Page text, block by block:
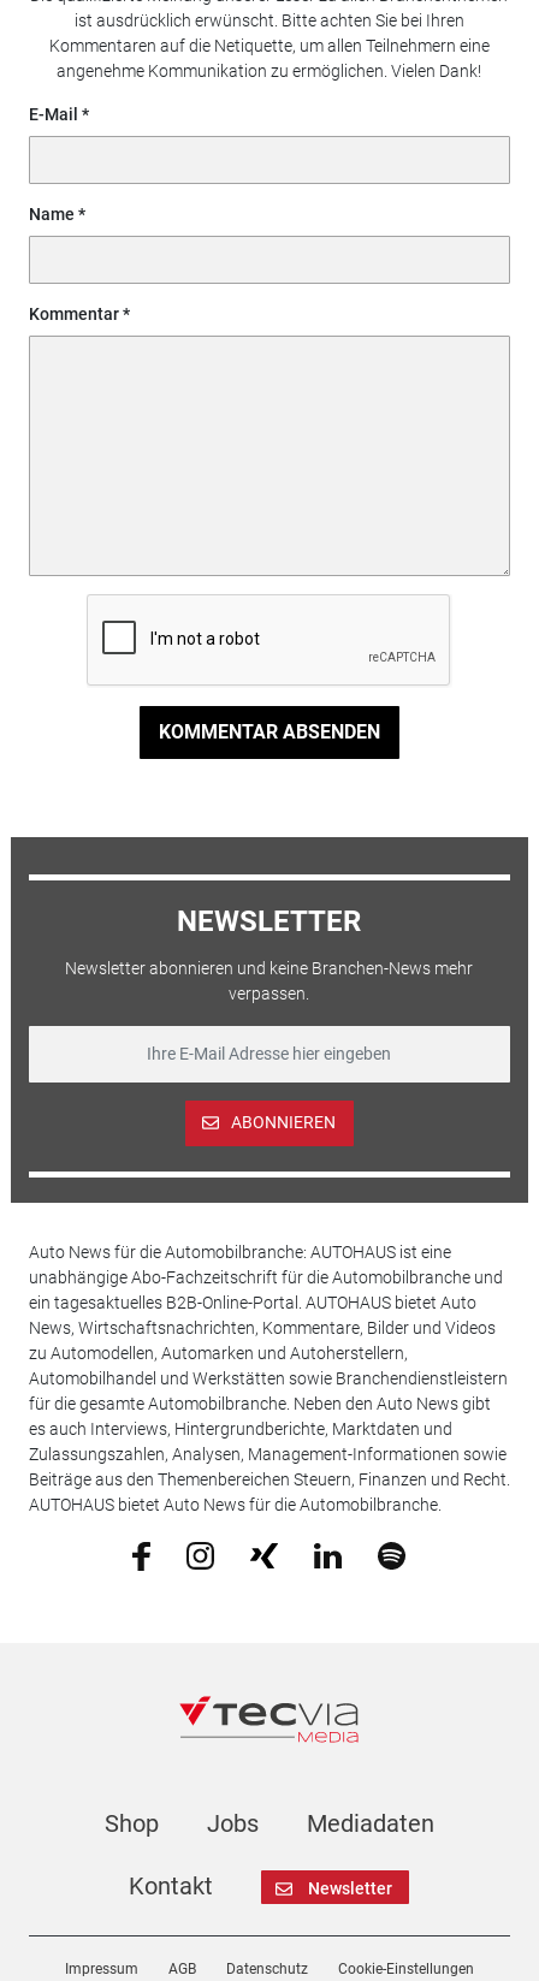
ist ausdrücklich erwünscht. Bitte achten Sie bei Ihren
Kommentaren auf die Netiquette, um allen Teilnehmern eine
angenehme Kommunikation zu ermöglichen. Vielen Dank!
E-Mail
Name
Kommentar
KOMMENTAR ABSENDEN
NEWSLETTER
Newsletter abonnieren und keine Branchen-News mehr
verpassen.
ABONNIEREN
Auto News für die Automobilbranche: AUTOHAUS ist eine
unabhängige Abo-Fachzeitschrift für die Automobilbranche und
ein tagesaktuelles B2B-Online-Portal. AUTOHAUS bietet Auto
News, Wirtschaftsnachrichten, Kommentare, Bilder und Videos
zu Automodellen, Automarken und Autoherstellern,
Automobilhandel und Werkstätten sowie Branchendienstleistern
für die gesamte Automobilbranche. Neben den Auto News gibt
es auch Interviews, Hintergrundberichte, Marktdaten und
Zulassungszahlen, Analysen, Management-Informationen sowie
Beiträge aus den Themenbereichen Steuern, Finanzen und Recht.
AUTOHAUS bietet Auto News für die Automobilbranche.
Shop Jobs Mediadaten
Kontakt Newsletter
Impressum AGB Datenschutz Cookie-Einstellungen